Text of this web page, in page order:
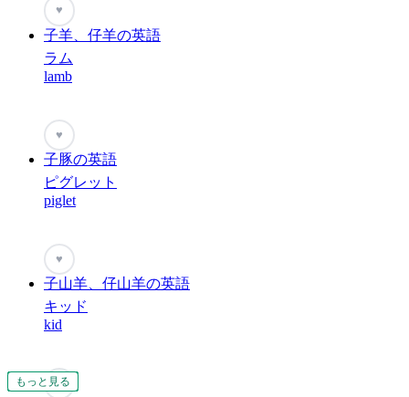
もっと見る
もっと見る
もっと見る
もっと見る
もっと見る
もっと見る
もっと見る
もっと見る
もっと見る
もっと見る
もっと見る
もっと見る
もっと見る
もっと見る
もっと見る
もっと見る
もっと見る
もっと見る
もっと見る
もっと見る
もっと見る
もっと見る
もっと見る
♥
子羊、仔羊の英語
ラム
lamb
♥
子豚の英語
ピグレット
piglet
♥
子山羊、仔山羊の英語
キッド
kid
♥
もっと見る
もっと見る
もっと見る
もっと見る
もっと見る
もっと見る
もっと見る
もっと見る
もっと見る
もっと見る
もっと見る
もっと見る
もっと見る
もっと見る
もっと見る
もっと見る
もっと見る
もっと見る
もっと見る
もっと見る
もっと見る
もっと見る
もっと見る
もっと見る
もっと見る
もっと見る